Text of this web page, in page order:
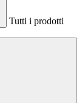
Tutti i prodotti